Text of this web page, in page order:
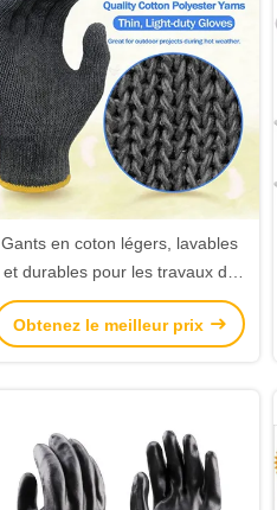
Gants en coton légers, lavables
et durables pour les travaux de
sécurité et une utilisation
industrielle
Obtenez le meilleur prix